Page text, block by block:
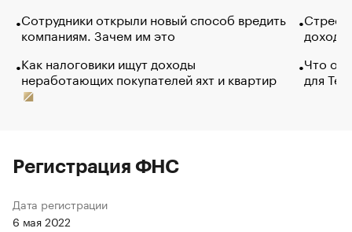
Сотрудники открыли новый способ вредить
компаниям. Зачем им это
Как налоговики ищут доходы
неработающих покупателей яхт и квартир
Что
для
Регистрация ФНС
Дата регистрации
6 мая 2022